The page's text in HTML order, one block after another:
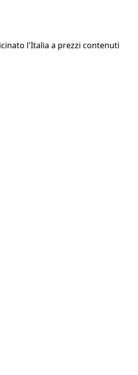
l'Italia a prezzi contenuti